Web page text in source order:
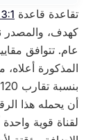
قاعدة3:1 LTV:CAC
والمصدر
تتوافق مقاييس
أعلاه، مع
قوية واحدة أن